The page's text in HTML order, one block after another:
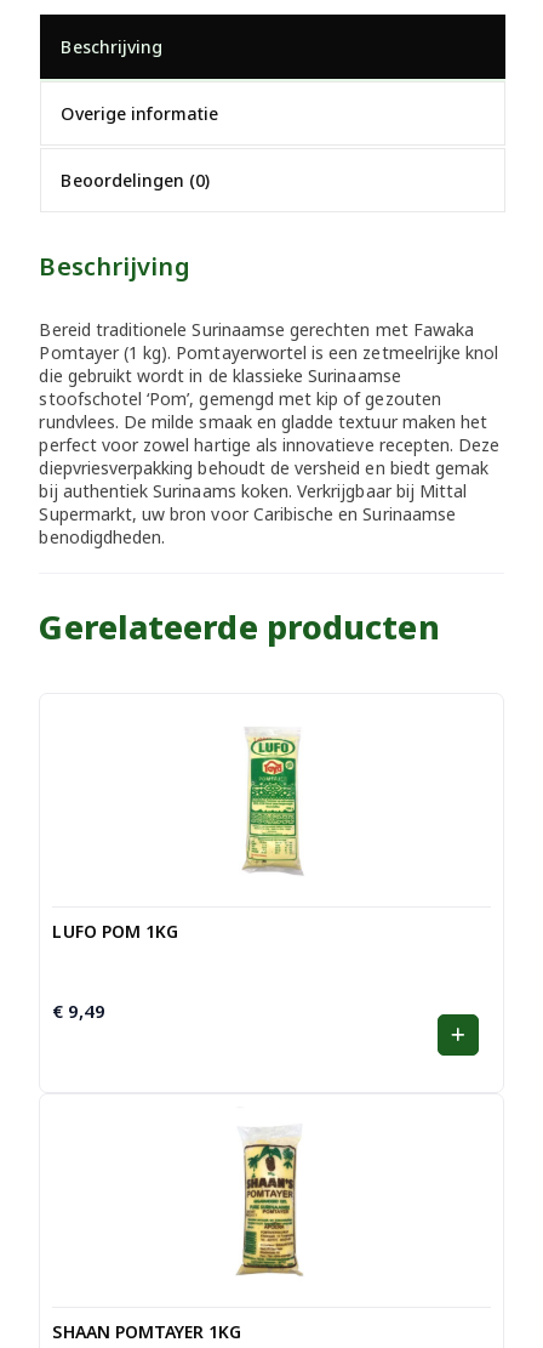
Beschrijving
Overige informatie
Beoordelingen (0)
Beschrijving
Bereid traditionele Surinaamse gerechten met Fawaka
Pomtayer (1 kg). Pomtayerwortel is een zetmeelrijke knol
die gebruikt wordt in de klassieke Surinaamse
stoofschotel ‘Pom’, gemengd met kip of gezouten
rundvlees. De milde smaak en gladde textuur maken het
perfect voor zowel hartige als innovatieve recepten. Deze
diepvriesverpakking behoudt de versheid en biedt gemak
bij authentiek Surinaams koken. Verkrijgbaar bij Mittal
Supermarkt, uw bron voor Caribische en Surinaamse
benodigdheden.
Gerelateerde producten
LUFO POM 1KG
€ 9,49
SHAAN POMTAYER 1KG